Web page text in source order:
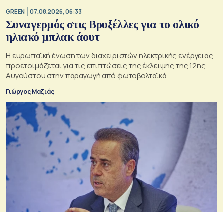
GREEN 07.08.2026, 06:33
Συναγερμός στις Βρυξέλλες για το ολικό
ηλιακό μπλακ άουτ
Η ευρωπαϊκή ένωση των διαχειριστών ηλεκτρικής ενέργειας
προετοιμάζεται για τις επιπτώσεις της έκλειψης της 12ης
Αυγούστου στην παραγωγή από φωτοβολταϊκά
Γιώργος Μαζιάς